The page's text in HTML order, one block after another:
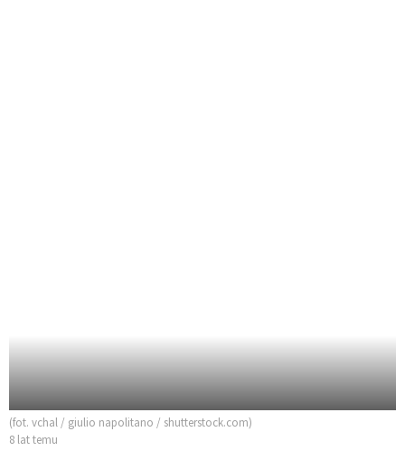
(fot. vchal / giulio napolitano / shutterstock.com)
8 lat temu